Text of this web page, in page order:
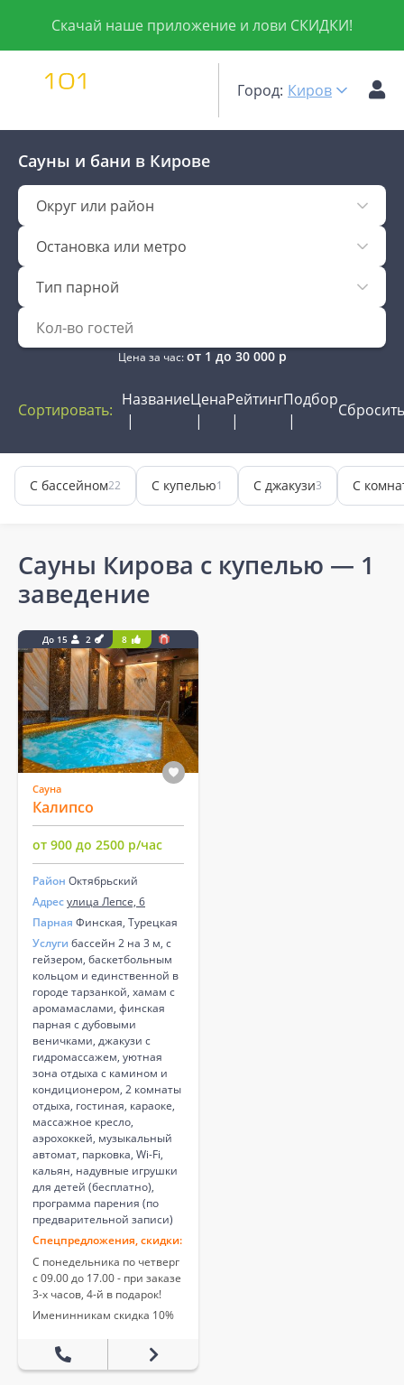
Скачай наше приложение и лови СКИДКИ!
Город: Киров
Сауны и бани в Кирове
Округ или район
Остановка или метро
Тип парной
Цена за час:от 1 до 30 000р
Сортировать:
НазваниеЦенаРейтингПодбор
Сбросить
С бассейном22 С купелью1 С джакузи3 С
Сауны Кирова с купелью — 1
заведение
До 15 2 8
Сауна
Калипсо
от 900 до 2500 р/час
Район Октябрьский
Адресулица Лепсе, 6
Парная Финская, Турецкая
Услуги бассейн 2 на 3 м, с
гейзером, баскетбольным
кольцом и единственной в
городе тарзанкой, хамам с
аромамаслами, финская
парная с дубовыми
веничками, джакузи с
гидромассажем, уютная
зона отдыха с камином и
кондиционером, 2 комнаты
отдыха, гостиная, караоке,
массажное кресло,
аэрохоккей, музыкальный
автомат, парковка, Wi-Fi,
кальян, надувные игрушки
для детей (бесплатно),
программа парения (по
предварительной записи)
Спецпредложения, скидки:
С понедельника по четверг
с 09.00 до 17.00 - при заказе
3-х часов, 4-й в подарок!
Именинникам скидка 10%